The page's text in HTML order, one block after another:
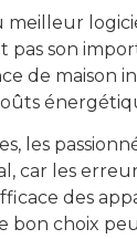
meilleur
pas son
de maison
les
car les
des
bon choix